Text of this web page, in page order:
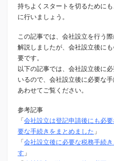
持ちよくスタートを切るために
に行いましょう。
この記事では、会社設立を行う
解説しましたが、会社設立後に
要です。
以下の記事では、会社設立後に
いるので、会社設立後に必要な
あわせてご覧ください。
参考記事
「 会社設立は登記申請後にも必
要な手続きをまとめました 」
「 会社設立後に必要な税務手続
す 」